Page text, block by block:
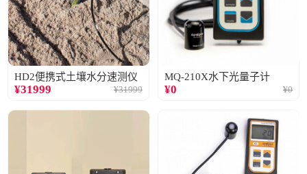
HD2便携式土壤水分速测仪
¥31999 ¥31999
MQ-210X水下光量子计
¥0 ¥0